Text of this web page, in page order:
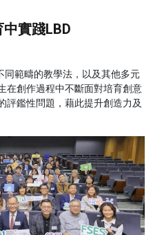
實踐LBD
同範疇的教學法，以及其他多元
在創作過程中不斷面對培育創意
評鑑性問題，藉此提升創造力及